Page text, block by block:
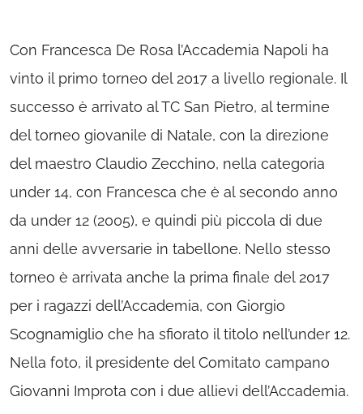
Con Francesca De Rosa l’Accademia Napoli ha
vinto il primo torneo del 2017 a livello regionale. Il
successo è arrivato al TC San Pietro, al termine
del torneo giovanile di Natale, con la direzione
del maestro Claudio Zecchino, nella categoria
under 14, con Francesca che è al secondo anno
da under 12 (2005), e quindi più piccola di due
anni delle avversarie in tabellone. Nello stesso
torneo è arrivata anche la prima finale del 2017
per i ragazzi dell’Accademia, con Giorgio
Scognamiglio che ha sfiorato il titolo nell’under 12.
Nella foto, il presidente del Comitato campano
Giovanni Improta con i due allievi dell’Accademia.